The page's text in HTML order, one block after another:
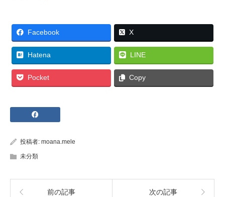
Facebook X
Hatena LINE
Pocket Copy
投稿者: moana.mele
未分類
前の記事 次の記事